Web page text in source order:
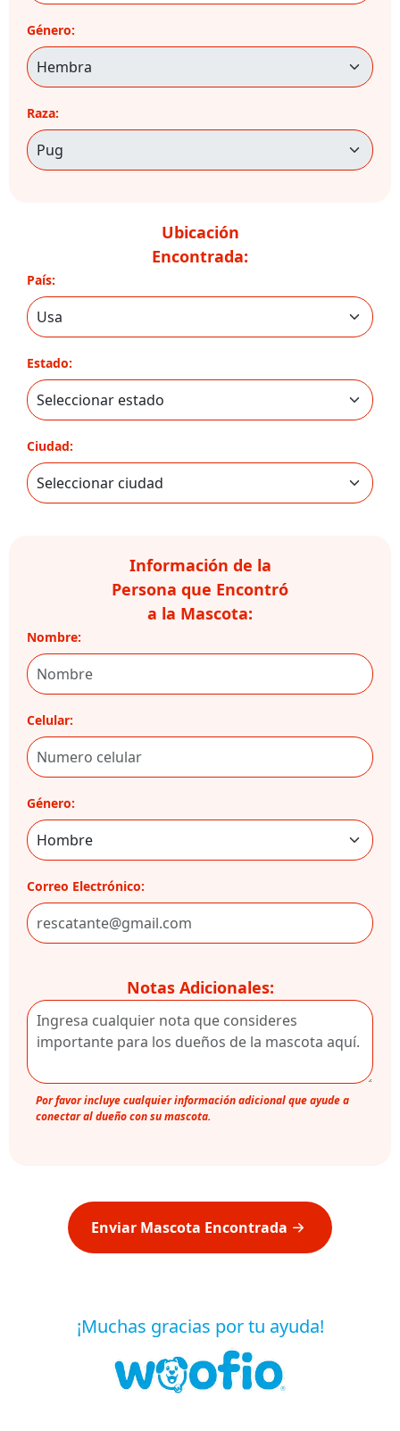
Género:
Raza:
Ubicación
Encontrada:
País:
Estado:
Ciudad:
Información de la
Persona que Encontró
a la Mascota:
Nombre:
Celular:
Género:
Correo Electrónico:
Notas Adicionales:
Por favor incluye cualquier información adicional que ayude a
conectar al dueño con su mascota.
Enviar Mascota Encontrada
¡Muchas gracias por tu ayuda!